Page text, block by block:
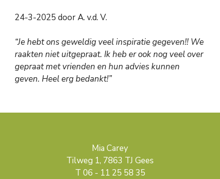
24-3-2025 door A. v.d. V.
“Je hebt ons geweldig veel inspiratie gegeven!! We
raakten niet uitgepraat. Ik heb er ook nog veel over
gepraat met vrienden en hun advies kunnen
geven. Heel erg bedankt!”
Mia Carey
Tilweg 1, 7863 TJ Gees
T 06 - 11 25 58 35